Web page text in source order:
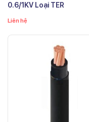
0.6/1KV Loại TER
Liên hệ